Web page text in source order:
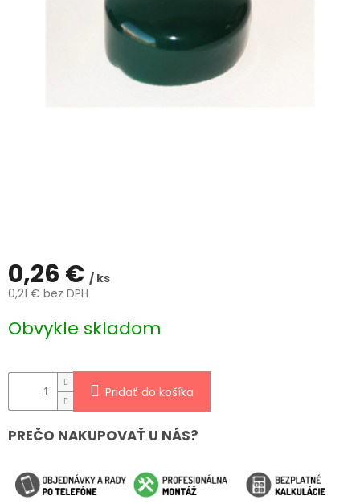
0,26 € / ks
0,21 € bez DPH
cena:
Obvykle skladom
Pridať do košíka
PREČO NAKUPOVAŤ U NÁS?